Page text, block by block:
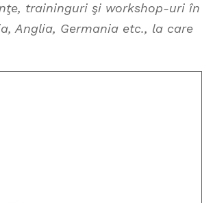
traininguri şi workshop-uri în
Anglia, Germania etc., la care